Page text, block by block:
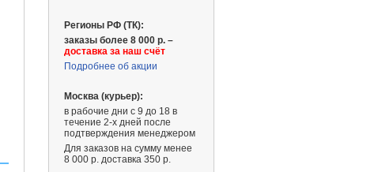
Регионы РФ (ТК):
заказы более 8 000 р. –
доставка за наш счёт
Подробнее об акции
Москва (курьер):
в рабочие дни с 9 до 18 в
течение 2-х дней после
подтверждения менеджером
Для заказов на сумму менее
8 000 р. доставка 350 р.